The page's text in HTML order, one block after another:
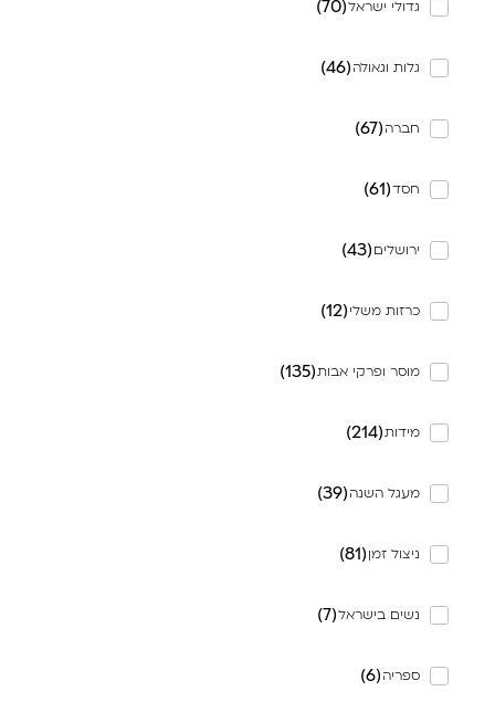
גדולי ישראל(
70
)
גלות וגאולה(
46
)
חברה(
67
)
חסד(
61
)
ירושלים(
43
)
כרזות משלי(
12
)
מוסר ופרקי אבות(
135
)
מידות(
214
)
מעגל השנה(
39
)
ניצול זמן(
81
)
נשים בישראל(
7
)
ספריה(
6
)